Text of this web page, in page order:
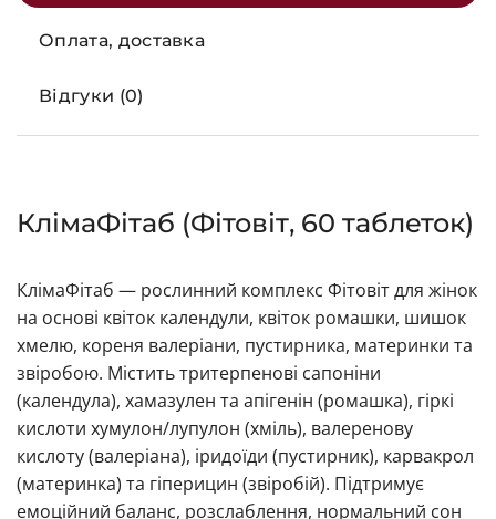
Оплата, доставка
Відгуки (0)
КлімаФітаб (Фітовіт, 60 таблеток)
КлімаФітаб — рослинний комплекс Фітовіт для жінок
на основі квіток календули, квіток ромашки, шишок
хмелю, кореня валеріани, пустирника, материнки та
звіробою. Містить тритерпенові сапоніни
(календула), хамазулен та апігенін (ромашка), гіркі
кислоти хумулон/лупулон (хміль), валеренову
кислоту (валеріана), іридоїди (пустирник), карвакрол
(материнка) та гіперицин (звіробій). Підтримує
емоційний баланс, розслаблення, нормальний сон